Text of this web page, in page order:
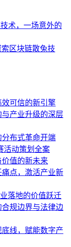
术，一场意外的
区块链散兔技
可信的新引擎
产业升级的深层
布式革命开端
活动策划全案
价值的新未来
点，激活产业新
落地的价值跃迁
规边界与法律边
线，赋能数字产